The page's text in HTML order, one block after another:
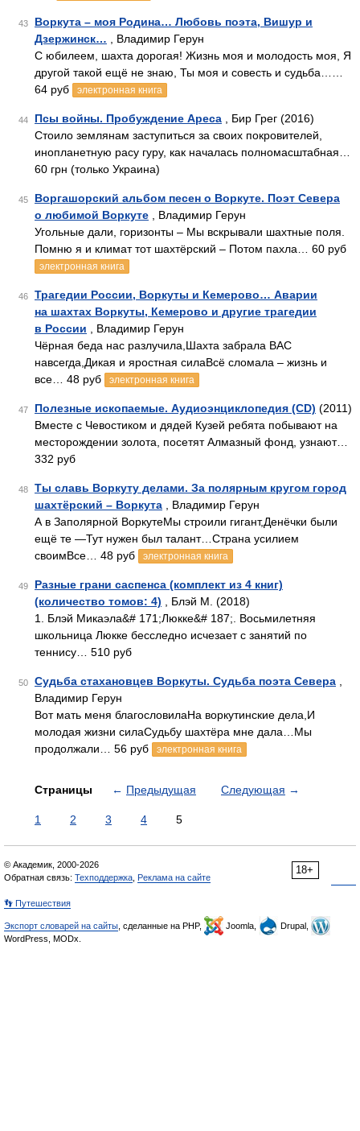
43
Воркута – моя Родина… Любовь поэта, Вишур и
Дзержинск… , Владимир Герун
С юбилеем, шахта дорогая! Жизнь моя и молодость моя, Я
другой такой ещё не знаю, Ты моя и совесть и судьба……
64 руб
электронная книга
44 Псы войны. Пробуждение Ареса , Бир Грег (2016)
Стоило землянам заступиться за своих покровителей,
инопланетную расу гуру, как началась полномасштабная…
60 грн (только Украина)
45
Воргашорский альбом песен о Воркуте. Поэт Севера
о любимой Воркуте , Владимир Герун
Угольные дали, горизонты – Мы вскрывали шахтные поля.
Помню я и климат тот шахтёрский – Потом пахла… 60 руб
электронная книга
46
Трагедии России, Воркуты и Кемерово… Аварии
на шахтах Воркуты, Кемерово и другие трагедии
в России , Владимир Герун
Чёрная беда нас разлучила,Шахта забрала ВАС
навсегда,Дикая и яростная силаВсё сломала – жизнь и
все… 48 руб
электронная книга
47 Полезные ископаемые. Аудиоэнциклопедия (CD) (2011)
Вместе с Чевостиком и дядей Кузей ребята побывают на
месторождении золота, посетят Алмазный фонд, узнают…
332 руб
48
Ты славь Воркуту делами. За полярным кругом город
шахтёрский – Воркута , Владимир Герун
А в Заполярной ВоркутеМы строили гигант,Денёчки были
ещё те —Тут нужен был талант…Страна усилием
своимВсе… 48 руб
электронная книга
49
Разные грани саспенса (комплект из 4 книг)
(количество томов: 4) , Блэй М. (2018)
1. Блэй Микаэла&# 171;Люкке&# 187;. Восьмилетняя
школьница Люкке бесследно исчезает с занятий по
теннису… 510 руб
50 Судьба стахановцев Воркуты. Судьба поэта Севера
Владимир Герун
Вот мать меня благословилаНа воркутинские дела,И
молодая жизни силаСудьбу шахтёра мне дала…Мы
продолжали… 56 руб
электронная книга
Страницы ← Предыдущая Следующая →
1 2 3 4 5
18+
© Академик, 2000-2026
Обратная связь: Техподдержка Реклама на сайте
👣 Путешествия
Экспорт словарей на сайты , сделанные на PHP, Joomla,
Drupal,
WordPress, MODx.